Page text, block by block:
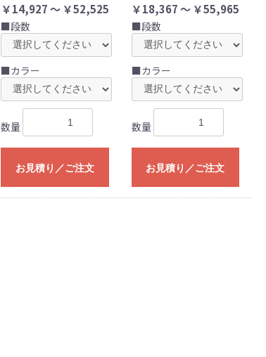
￥14,927 ～ ￥52,525
■段数
■カラー
数量
お見積り／ご注文
￥18,367 ～ ￥55,965
■段数
■カラー
数量
お見積り／ご注文